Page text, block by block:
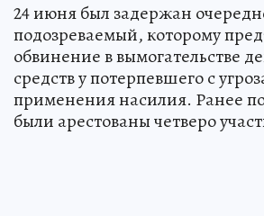
24 июня был задержан
подозреваемый, которому
обвинение в вымогательстве
средств у потерпевшего с
применения насилия. Ранее
были арестованы четверо